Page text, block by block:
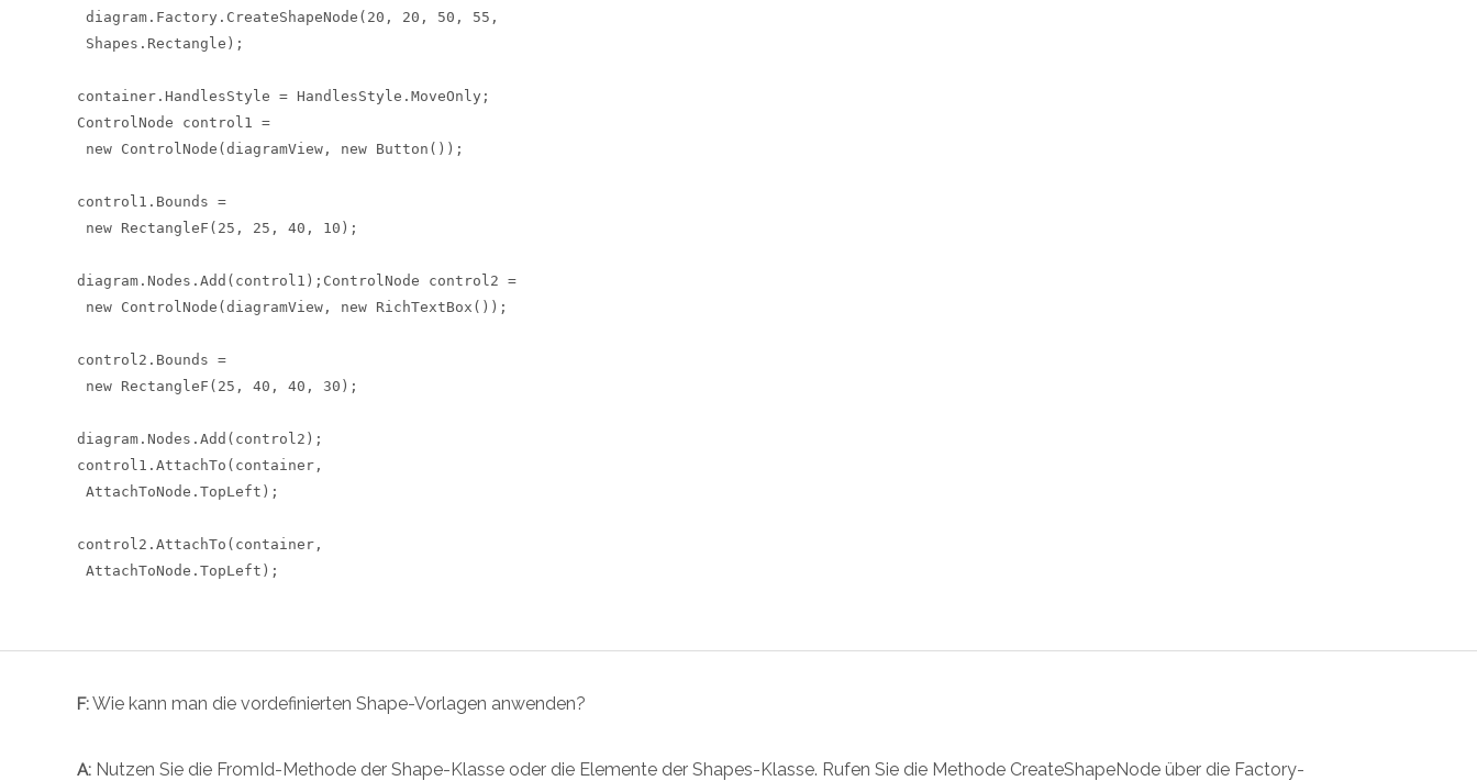
diagram.Factory.CreateShapeNode(20, 20, 50, 55,
Shapes.Rectangle);
container.HandlesStyle = HandlesStyle.MoveOnly;
ControlNode control1 =
new ControlNode(diagramView, new Button());
control1.Bounds =
new RectangleF(25, 25, 40, 10);
diagram.Nodes.Add(control1);ControlNode control2 =
new ControlNode(diagramView, new RichTextBox());
control2.Bounds =
new RectangleF(25, 40, 40, 30);
diagram.Nodes.Add(control2);
control1.AttachTo(container,
AttachToNode.TopLeft);
control2.AttachTo(container,
AttachToNode.TopLeft);
F:Wie kann man die vordefinierten Shape-Vorlagen anwenden?
A: Nutzen Sie die FromId-Methode der Shape-Klasse oder die Elemente der Shapes-Klasse. Rufen Sie die Methode CreateShapeNode über die Factory-